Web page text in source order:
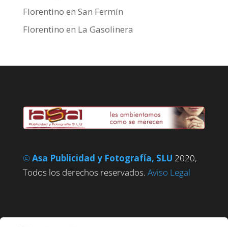
Florentino en San Fermín
Florentino en La Gasolinera
©Asa Publicidad y Fotografía, SLU 2020,
Todos los derechos reservados. Aviso Legal